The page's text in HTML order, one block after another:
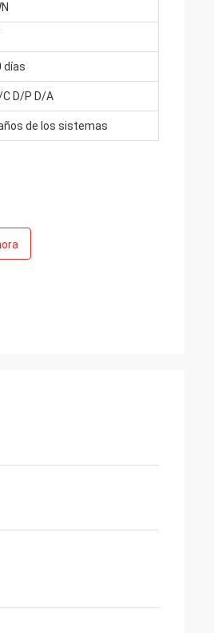
días
D/P D/A
de los sistemas